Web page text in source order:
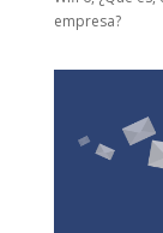
empresa?